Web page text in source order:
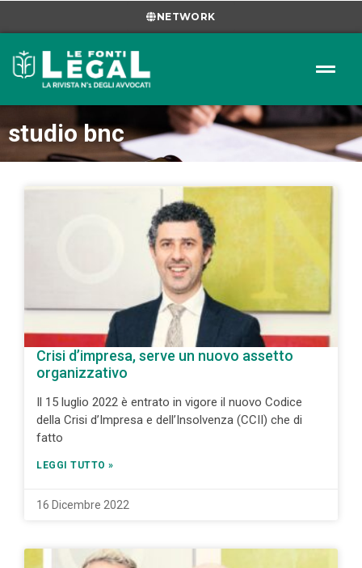
NETWORK
studio bnc
Crisi d’impresa, serve un nuovo assetto
organizzativo
Il 15 luglio 2022 è entrato in vigore il nuovo Codice
della Crisi d’Impresa e dell’Insolvenza (CCII) che di
fatto
LEGGI TUTTO »
16 Dicembre 2022